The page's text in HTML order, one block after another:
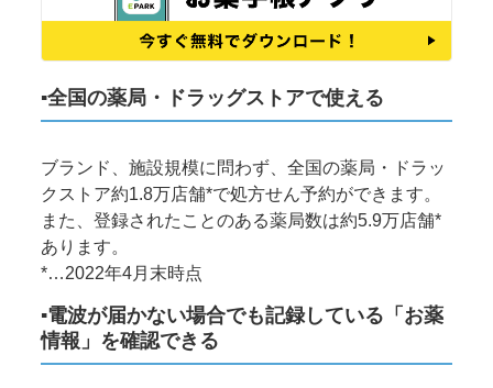
▪全国の薬局・ドラッグストアで使える
ブランド、施設規模に問わず、全国の薬局・ドラッ
クストア約1.8万店舗*で処方せん予約ができます。
また、登録されたことのある薬局数は約5.9万店舗*
あります。
*…2022年4月末時点
▪電波が届かない場合でも記録している「お薬
情報」を確認できる